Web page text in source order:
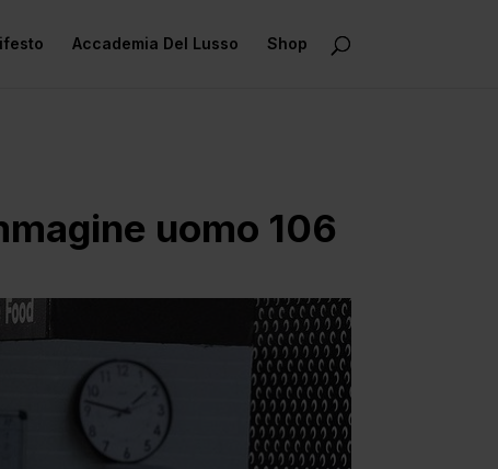
Accademia Del Lusso Shop
uomo 106